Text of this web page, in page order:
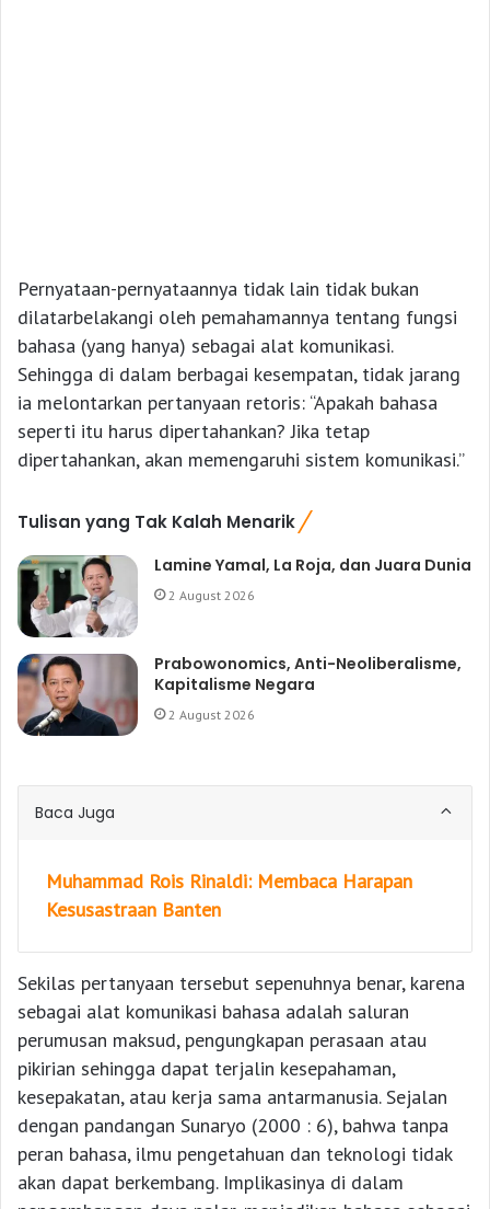
Pernyataan-pernyataannya tidak lain tidak bukan
dilatarbelakangi oleh pemahamannya tentang fungsi
bahasa (yang hanya) sebagai alat komunikasi.
Sehingga di dalam berbagai kesempatan, tidak jarang
ia melontarkan pertanyaan retoris: “Apakah bahasa
seperti itu harus dipertahankan? Jika tetap
dipertahankan, akan memengaruhi sistem komunikasi.”
Tulisan yang Tak Kalah Menarik
Lamine Yamal, La Roja, dan Juara Dunia
2 August 2026
Prabowonomics, Anti-Neoliberalisme,
Kapitalisme Negara
2 August 2026
Baca Juga
Muhammad Rois Rinaldi: Membaca Harapan
Kesusastraan Banten
Sekilas pertanyaan tersebut sepenuhnya benar, karena
sebagai alat komunikasi bahasa adalah saluran
perumusan maksud, pengungkapan perasaan atau
pikirian sehingga dapat terjalin kesepahaman,
kesepakatan, atau kerja sama antarmanusia. Sejalan
dengan pandangan Sunaryo (2000 : 6), bahwa tanpa
peran bahasa, ilmu pengetahuan dan teknologi tidak
akan dapat berkembang. Implikasinya di dalam